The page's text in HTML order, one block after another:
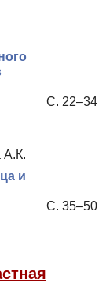
С. 22–34
А.К.
и
С. 35–50